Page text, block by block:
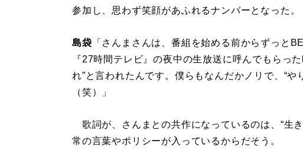
参加し、思わず笑顔があふれるナンバーとなった。
島袋 「さんまさんは、番組を始める前からずっと
『27時間テレビ』の夜中の生放送に呼んでもらっ
れ”と言われたんです。僕らもなんだかノリで、“や
（笑）」
歌詞が、さんまとの共作になっているのは、“生
常の言葉やポリシーが入っているからだそう。